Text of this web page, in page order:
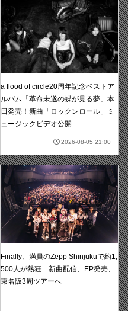
a flood of circle20周年記念ベストア
ルバム「革命未遂の蝶が見る夢」本
日発売！新曲「ロックンロール」ミ
ュージックビデオ公開
2026-08-05 21:00
Finally、満員のZepp Shinjukuで約1,
500人が熱狂 新曲配信、EP発売、
東名阪3周ツアーへ